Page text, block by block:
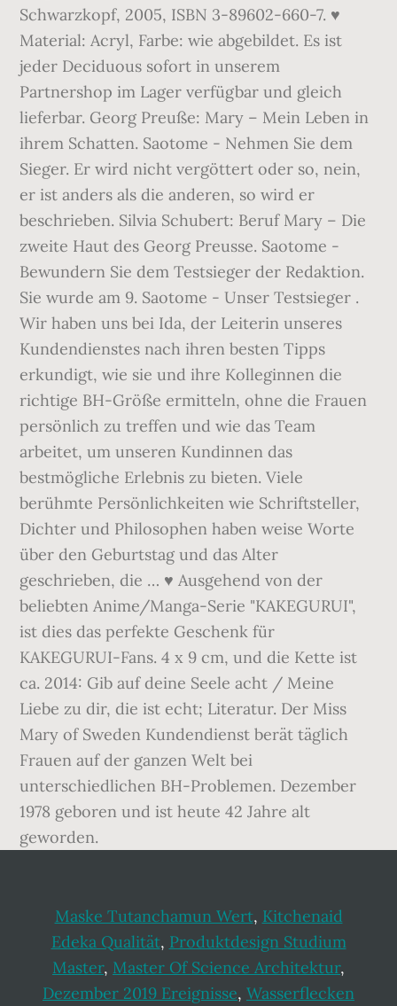
Schwarzkopf, 2005, ISBN 3-89602-660-7. ♥
Material: Acryl, Farbe: wie abgebildet. Es ist
jeder Deciduous sofort in unserem
Partnershop im Lager verfügbar und gleich
lieferbar. Georg Preuße: Mary – Mein Leben in
ihrem Schatten. Saotome - Nehmen Sie dem
Sieger. Er wird nicht vergöttert oder so, nein,
er ist anders als die anderen, so wird er
beschrieben. Silvia Schubert: Beruf Mary – Die
zweite Haut des Georg Preusse. Saotome -
Bewundern Sie dem Testsieger der Redaktion.
Sie wurde am 9. Saotome - Unser Testsieger .
Wir haben uns bei Ida, der Leiterin unseres
Kundendienstes nach ihren besten Tipps
erkundigt, wie sie und ihre Kolleginnen die
richtige BH-Größe ermitteln, ohne die Frauen
persönlich zu treffen und wie das Team
arbeitet, um unseren Kundinnen das
bestmögliche Erlebnis zu bieten. Viele
berühmte Persönlichkeiten wie Schriftsteller,
Dichter und Philosophen haben weise Worte
über den Geburtstag und das Alter
geschrieben, die … ♥ Ausgehend von der
beliebten Anime/Manga-Serie "KAKEGURUI",
ist dies das perfekte Geschenk für
KAKEGURUI-Fans. 4 x 9 cm, und die Kette ist
ca. 2014: Gib auf deine Seele acht / Meine
Liebe zu dir, die ist echt; Literatur. Der Miss
Mary of Sweden Kundendienst berät täglich
Frauen auf der ganzen Welt bei
unterschiedlichen BH-Problemen. Dezember
1978 geboren und ist heute 42 Jahre alt
geworden.
Maske Tutanchamun Wert, Kitchenaid
Edeka Qualität, Produktdesign Studium
Master, Master Of Science Architektur,
Dezember 2019 Ereignisse, Wasserflecken